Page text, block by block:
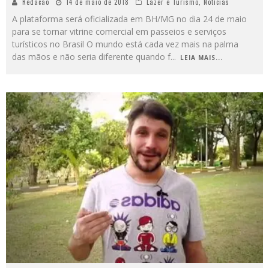
A plataforma será oficializada em BH/MG no dia 24 de maio
para se tornar vitrine comercial em passeios e serviços
turísticos no Brasil O mundo está cada vez mais na palma
das mãos e não seria diferente quando f... LEIA MAIS...